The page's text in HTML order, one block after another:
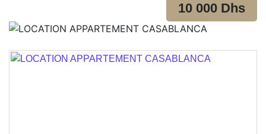
10 000 Dhs